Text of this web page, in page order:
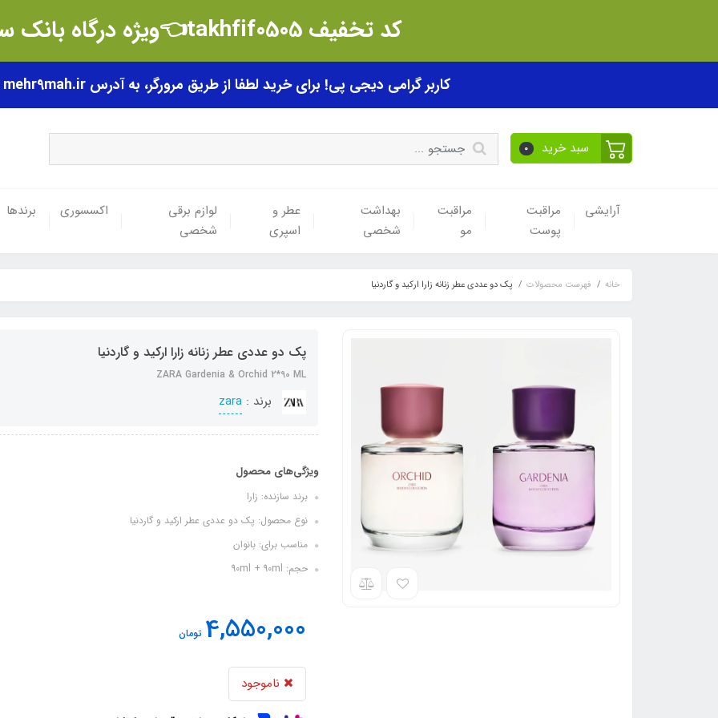
کد تخفیف takhfif0505👈ویژه درگاه بانک سامان
کاربر گرامی دیجی پی! برای خرید لطفا از طریق مرورگر، به آدرس mehr9mah.ir مراجعه فرمایید.
سبد خرید 0
آرایشی
مراقبت
پوست
مراقبت
مو
بهداشت
شخصی
عطر و
اسپری
لوازم برقی
شخصی
اکسسوری برندها
خانه فهرست محصولات پک دو عددی عطر زنانه زارا ارکید و گاردنیا
پک دو عددی عطر زنانه زارا ارکید و گاردنیا
ZARA Gardenia & Orchid 2*90 ML
برند : zara
ویژگی‌های محصول
برند سازنده: زارا
نوع محصول: پک دو عددی عطر ارکید و گاردنیا
مناسب برای: بانوان
حجم: 90ml + 90ml
4,550,000 تومان
ناموجود